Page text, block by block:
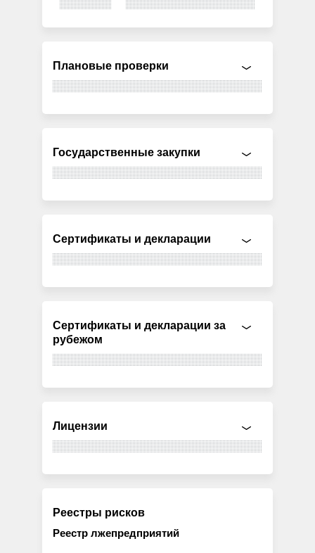
Плановые проверки
Государственные закупки
Сертификаты и декларации
Сертификаты и декларации за
рубежом
Лицензии
Реестры рисков
Реестр лжепредприятий